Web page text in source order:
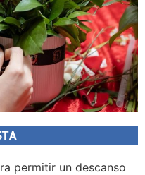
permitir un descanso